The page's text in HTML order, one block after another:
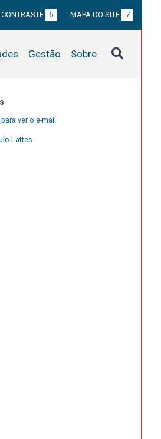
CONTRASTE 6 MAPA DO SITE 7
Gestão Sobre
ver o e-mail
Lattes